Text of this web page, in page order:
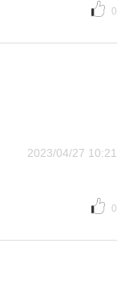
0
2023/04/27 10:21
0